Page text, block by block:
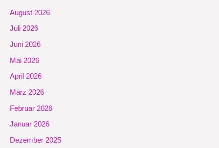
August 2026
Juli 2026
Juni 2026
Mai 2026
April 2026
März 2026
Februar 2026
Januar 2026
Dezember 2025